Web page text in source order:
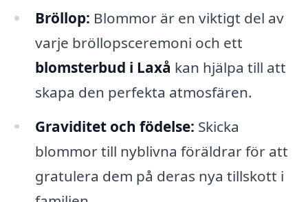
Bröllop: Blommor är en viktigt del av
varje bröllopsceremoni och ett
blomsterbud i Laxå kan hjälpa till att
skapa den perfekta atmosfären.
Graviditet och födelse: Skicka
blommor till nyblivna föräldrar för att
gratulera dem på deras nya tillskott i